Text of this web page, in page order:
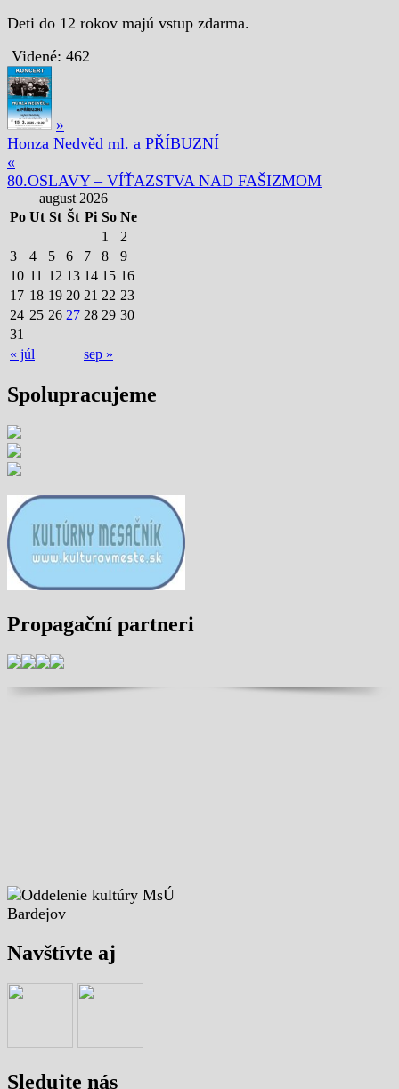
Deti do 12 rokov majú vstup zdarma.
Videné: 462
»
Honza Nedvěd ml. a PŘÍBUZNÍ
«
80.OSLAVY – VÍŤAZSTVA NAD FAŠIZMOM
august 2026
Po Ut St Št Pi So Ne
« júl sep »
1
2
3
4 5 6 7 8
9
10 11 12 13 14 15 16
17 18 19 20 21 22 23
24 25 26 27 28 29 30
31
Spolupracujeme
Propagační partneri
Navštívte aj
Sledujte nás